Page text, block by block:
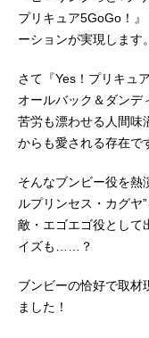
プリキュア5GoGo！
ーションが実現します。
さて『Yes！プリキュ
オールバック＆ダンデ
苦労も漂わせる人間味
からも愛される存在で
そんなブンビー役を熱
ルプリンセス・カグヤ
敵・エゴエゴ役とし
イズも……？
ブンビーの恰好で取材
ました！